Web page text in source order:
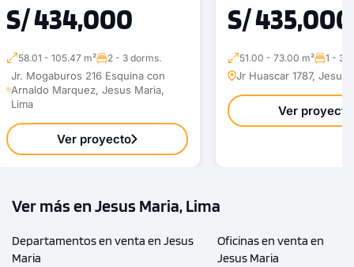
S/ 434,000
58.01 - 105.47 m² 2 - 3 dorms.
Jr. Mogaburos 216 Esquina con
Arnaldo Marquez, Jesus Maria,
Lima
Ver proyecto
S/ 435,000
51.00 - 73.00 m² 1 - 3
Jr Huascar 1787, Jesus
Ver proyecto
Ver más en Jesus Maria, Lima
Departamentos en venta en Jesus
Maria
Oficinas en venta en
Jesus Maria